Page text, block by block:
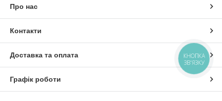
Про нас
Контакти
Доставка та оплата
Графік роботи
КНОПКА
ЗВ'ЯЗКУ